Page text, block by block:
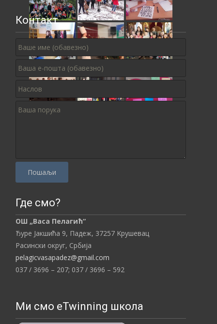
Контакт
l
e
l
v
e
Где смо?
ОШ „Васа Пелагић“
Ђуре Јакшића 9, Падеж, 37257 Kрушевац
Расински округ, Србија
pelagicvasapadez@gmail.com
037 / 3696 – 207; 037 / 3696 – 592
Ми смо eTwinning школа